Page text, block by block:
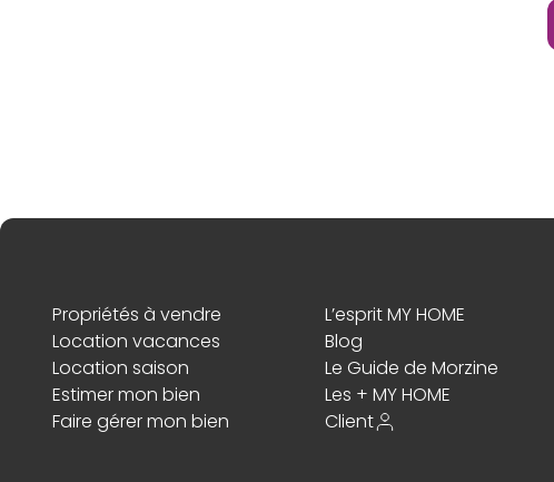
Propriétés à vendre
L’esprit MY HOME
Location vacances
Blog
Location saison
Le Guide de Morzine
Estimer mon bien
Les + MY HOME
Faire gérer mon bien
Client